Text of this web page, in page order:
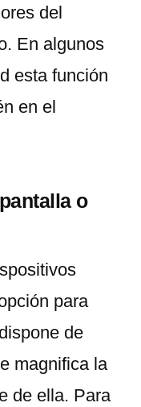
del
En algunos
esta función
en el
o
para
de
magnifica la
de ella. Para